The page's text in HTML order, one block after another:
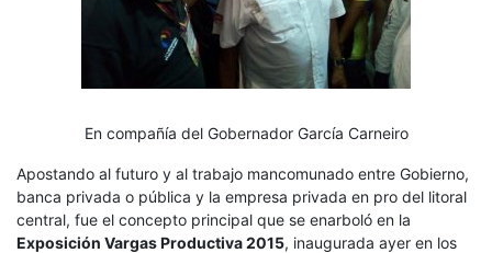
En compañía del Gobernador García Carneiro
Apostando al futuro y al trabajo mancomunado entre Gobierno,
banca privada o pública y la empresa privada en pro del litoral
central, fue el concepto principal que se enarboló en la
Exposición Vargas Productiva 2015, inaugurada ayer en los